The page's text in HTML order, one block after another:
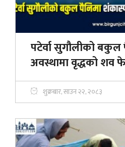
पटेर्वा सुगौलीको
अवस्थामा वृद्धको शव
शुक्रबार, साउन २२, २०८३